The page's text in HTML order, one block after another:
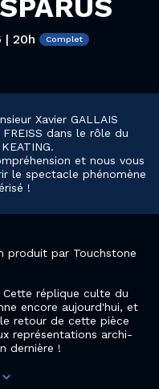
| 20h
Xavier GALLAIS
dans le rôle du
et nous vous
le spectacle phénomène
!
produit par Touchstone
Cette réplique culte du
encore aujourd'hui, et
retour de cette pièce
représentations archi-
dernière !